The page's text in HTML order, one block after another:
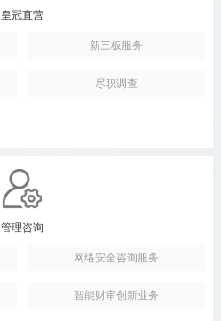
皇冠直营
新三板服务
尽职调查
管理咨询
网络安全咨询服务
智能财审创新业务